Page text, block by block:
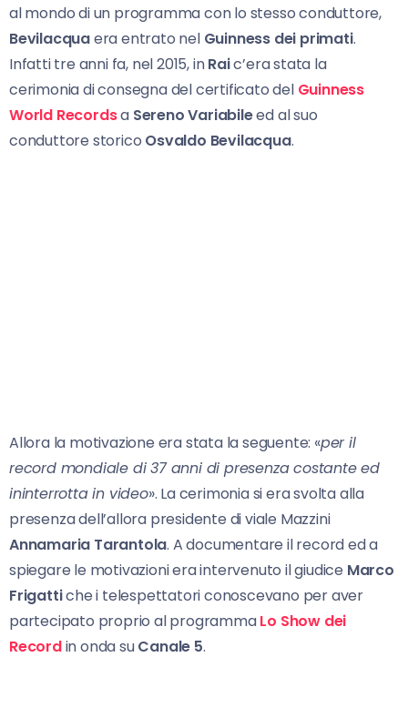
al mondo di un programma con lo stesso conduttore,
Bevilacquaera entrato nel Guinness dei primati.
Infatti tre anni fa, nel 2015, inRaic’era stata la
cerimonia di consegna del certificato del Guinness
World Recordsa Sereno Variabileed al suo
conduttore storico Osvaldo Bevilacqua.
Allora la motivazione era stata la seguente: «per il
record mondiale di 37 anni di presenza costante ed
ininterrotta in video». La cerimonia si era svolta alla
presenza dell’allora presidente di viale Mazzini
Annamaria Tarantola. A documentare il record ed a
spiegare le motivazioni era intervenuto il giudice Marco
Frigattiche i telespettatori conoscevano per aver
partecipato proprio al programmaLo Show dei
Recordin onda suCanale 5.